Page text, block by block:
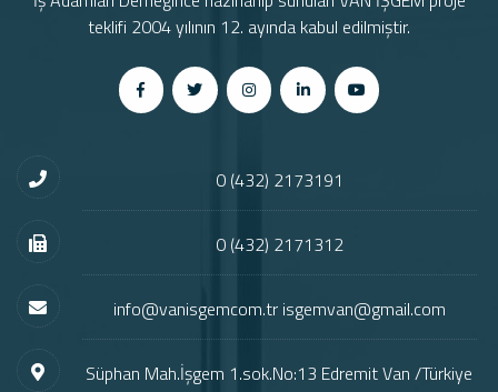
teklifi 2004 yılının 12. ayında kabul edilmiştir.
0 (432) 2173191
0 (432) 2171312
info@vanisgemcom.tr isgemvan@gmail.com
Süphan Mah.İşgem 1.sok.No:13 Edremit Van /Türkiye